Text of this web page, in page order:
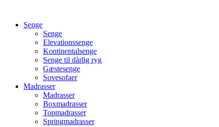
indholdSenge
Senge
Elevationssenge
Kontinentalsenge
Senge til dårlig ryg
Gæstesenge
Sovesofaer
Madrasser
Madrasser
Boxmadrasser
Topmadrasser
Springmadrasser